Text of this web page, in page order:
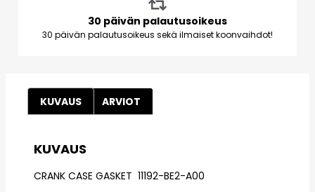
30 päivän palautusoikeus
30 päivän palautusoikeus sekä ilmaiset koonvaihdot!
KUVAUS ARVIOT
KUVAUS
CRANK CASE GASKET 11192-BE2-A00